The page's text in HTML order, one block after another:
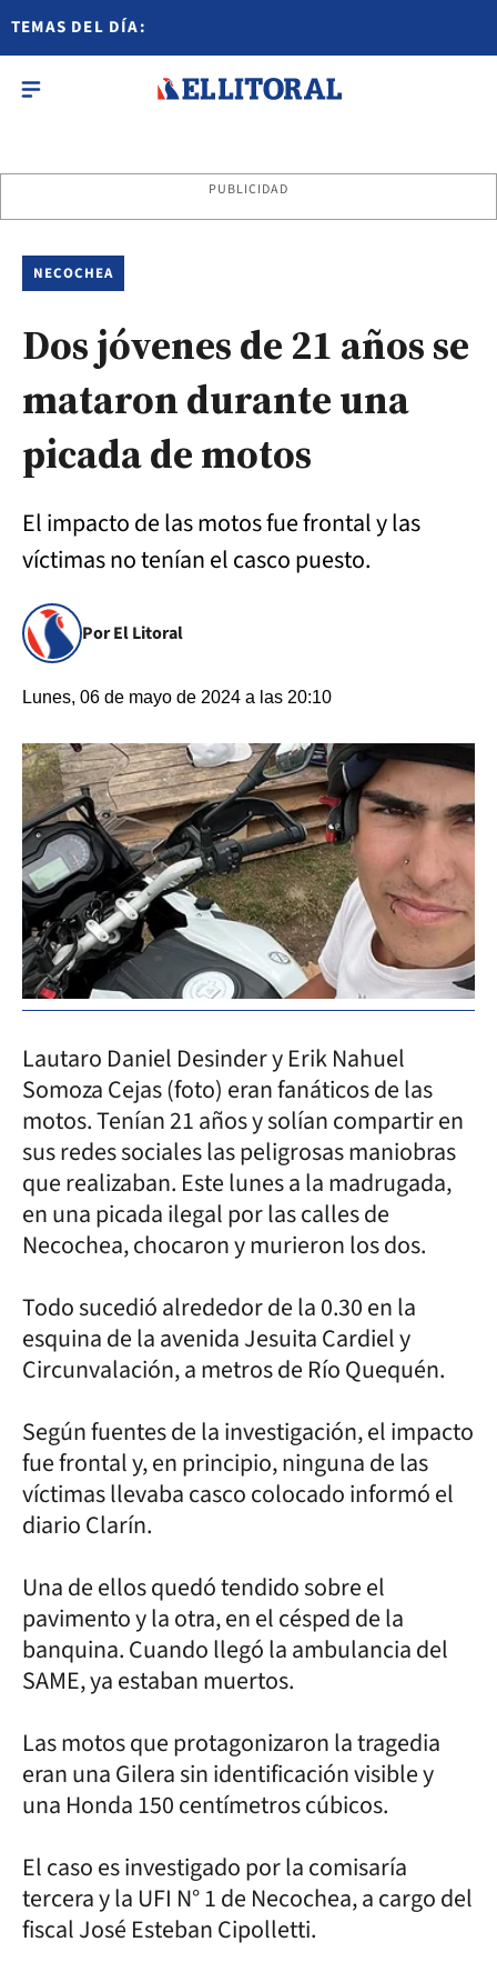
TEMAS DEL DÍA:
PUBLICIDAD
NECOCHEA
Dos jóvenes de 21 años se
mataron durante una
picada de motos
El impacto de las motos fue frontal y las
víctimas no tenían el casco puesto.
Por El Litoral
Lunes, 06 de mayo de 2024 a las 20:10
Lautaro Daniel Desinder y Erik Nahuel
Somoza Cejas (foto) eran fanáticos de las
motos. Tenían 21 años y solían compartir en
sus redes sociales las peligrosas maniobras
que realizaban. Este lunes a la madrugada,
en una picada ilegal por las calles de
Necochea, chocaron y murieron los dos.
Todo sucedió alrededor de la 0.30 en la
esquina de la avenida Jesuita Cardiel y
Circunvalación, a metros de Río Quequén.
Según fuentes de la investigación, el impacto
fue frontal y, en principio, ninguna de las
víctimas llevaba casco colocado informó el
diario Clarín.
Una de ellos quedó tendido sobre el
pavimento y la otra, en el césped de la
banquina. Cuando llegó la ambulancia del
SAME, ya estaban muertos.
Las motos que protagonizaron la tragedia
eran una Gilera sin identificación visible y
una Honda 150 centímetros cúbicos.
El caso es investigado por la comisaría
tercera y la UFI N° 1 de Necochea, a cargo del
fiscal José Esteban Cipolletti.